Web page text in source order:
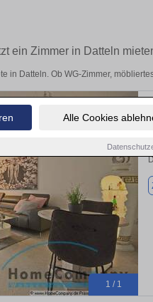
Alle Cookies
ein Zimmer in Datteln
in Datteln. Ob WG-Zimmer,
1 / 1